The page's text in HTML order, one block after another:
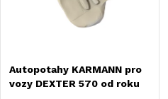
p
s
Autopotahy KARMANN pro
vozy DEXTER 570 od roku